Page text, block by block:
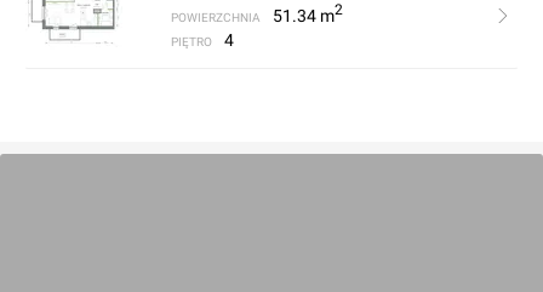
POWIERZCHNIA 51.34 m2
PIĘTRO 4